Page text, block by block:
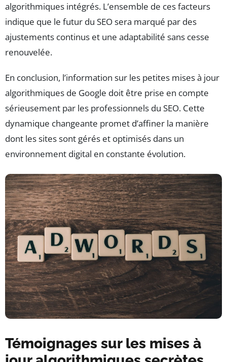
algorithmiques intégrés. L’ensemble de ces facteurs
indique que le futur du SEO sera marqué par des
ajustements continus et une adaptabilité sans cesse
renouvelée.
En conclusion, l’information sur les petites mises à jour
algorithmiques de Google doit être prise en compte
sérieusement par les professionnels du SEO. Cette
dynamique changeante promet d’affiner la manière
dont les sites sont gérés et optimisés dans un
environnement digital en constante évolution.
Témoignages sur les mises à